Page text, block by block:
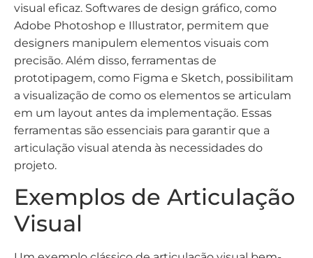
visual eficaz. Softwares de design gráfico, como
Adobe Photoshop e Illustrator, permitem que
designers manipulem elementos visuais com
precisão. Além disso, ferramentas de
prototipagem, como Figma e Sketch, possibilitam
a visualização de como os elementos se articulam
em um layout antes da implementação. Essas
ferramentas são essenciais para garantir que a
articulação visual atenda às necessidades do
projeto.
Exemplos de Articulação
Visual